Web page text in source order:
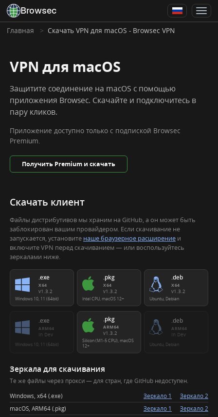
Browsec
Главная Скачать VPN для macOS - Browsec VPN
VPN для macOS
Защитите соединение на macOS с помощью
приложения Browsec. Скачайте и подключитесь в
пару кликов.
Приложение доступно только с подпиской Browsec
Premium.
Получить Premium и скачать
Скачать клиент
Файлы дистрибутивов мы храним на GitHub, а он может быть
заблокирован вашим провайдером. Если скачивание не
запускается, установите наше браузерное расширение и
включите VPN перед скачиванием — или воспользуйтесь
зеркалами ниже.
.exe
X64
v1.3.2
Windows 10, 11 (64bit)
.pkg
X64
v1.3.2
Intel CPU, macOS 12+
.deb
X64
v1.3.2
Ubuntu, Debian
.exe
ARM64
In Dev
Windows 10, 11 (64bit)
.pkg
ARM64
v1.3.2
Silicon (M1-5 CPU), macOS
12+
.deb
ARM64
In Dev
Ubuntu, Debian
Зеркала для скачивания
Те же файлы через прокси — для стран, где GitHub недоступен.
Windows, x64 (.exe)
Зеркало 1
Зеркало 2
macOS, ARM64 (.pkg)
Зеркало 1
Зеркало 2